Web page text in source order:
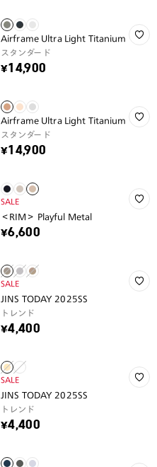
Airframe Ultra Light Titanium
スタンダード
¥14,900
Airframe Ultra Light Titanium
スタンダード
¥14,900
SALE
＜RIM＞ Playful Metal
¥6,600
SALE
JINS TODAY 2025SS
トレンド
¥4,400
SALE
JINS TODAY 2025SS
トレンド
¥4,400